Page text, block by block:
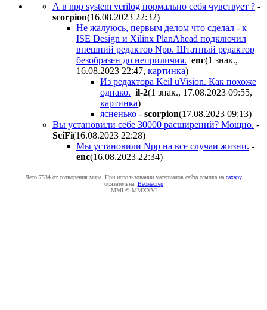
А в npp system verilog нормально себя чувствует ? -
scorpion(16.08.2023 22:32)
Не жалуюсь, первым делом что сделал - к
ISE Design и Xilinx PlanAhead подключил
внешний редактор Npp. Штатный редактор
безобразен до неприличия. enc(1 знак.,
16.08.2023 22:47, картинка)
Из редактора Keil uVision. Как похоже
однако. il-2(1 знак., 17.08.2023 09:55,
картинка)
ясненько - scorpion(17.08.2023 09:13)
Вы установили себе 30000 расширений? Мощно. -
SciFi(16.08.2023 22:28)
Мы установили Npp на все случаи жизни. -
enc(16.08.2023 22:34)
Лето 7534 от сотворения мира. При использовании материалов сайта ссылка на caxapу
обязательна. Вебмастер
MMI © MMXXVI